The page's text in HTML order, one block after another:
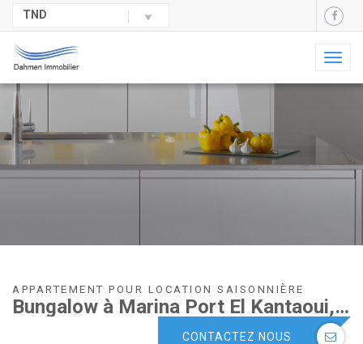
TND
APPARTEMENT POUR LOCATION SAISONNIÈRE
Bungalow à Marina Port El Kantaoui, Sousse
CONTACTEZ NOUS